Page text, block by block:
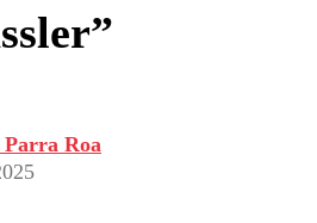
Roa